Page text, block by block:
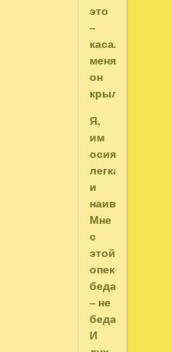
это
–
касался
меня
он
крылом.
Я,
им
осиянна,
легка
и
наивна.
Мне
с
этой
опекой
беда
– не
беда.
И